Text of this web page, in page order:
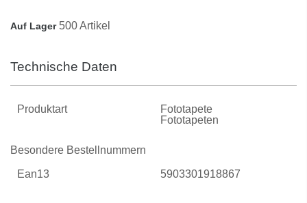
Auf Lager 500 Artikel
Technische Daten
Produktart
Fototapete
Fototapeten
Besondere Bestellnummern
Ean13 5903301918867